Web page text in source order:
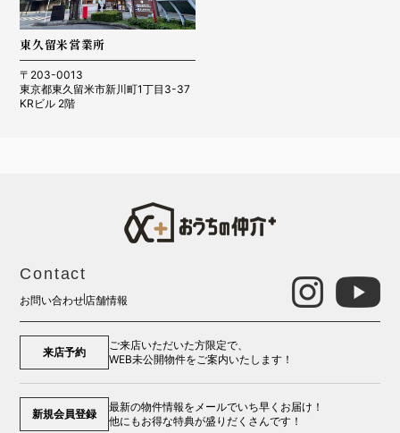
東久留米営業所
〒203-0013
東京都東久留米市新川町1丁目3-37
KRビル 2階
Contact
お問い合わせ店舗情報
来店予約
ご来店いただいた方限定で、
WEB未公開物件をご案内いたします！
新規会員登録
最新の物件情報をメールでいち早くお届け！
他にもお得な特典が盛りだくさんです！